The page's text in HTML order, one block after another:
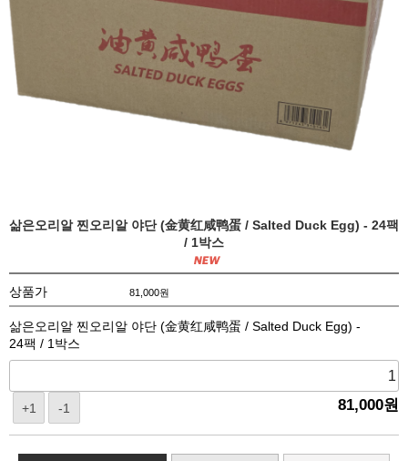
삶은오리알 찐오리알 야단 (金黄红咸鸭蛋 / Salted Duck Egg) - 24팩
/ 1박스
상품가 81,000원
삶은오리알 찐오리알 야단 (金黄红咸鸭蛋 / Salted Duck Egg) -
24팩 / 1박스
+1 -1 81,000원